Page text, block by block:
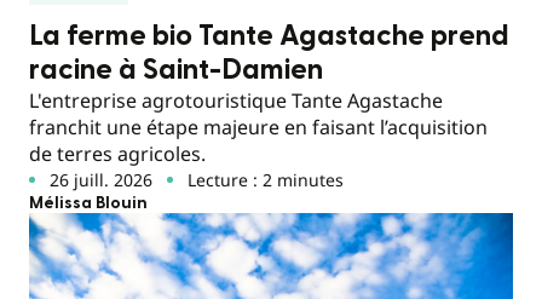
La ferme bio Tante Agastache prend
racine à Saint-Damien
L'entreprise agrotouristique Tante Agastache
franchit une étape majeure en faisant l’acquisition
de terres agricoles.
26 juill. 2026 Lecture : 2 minutes
Mélissa Blouin